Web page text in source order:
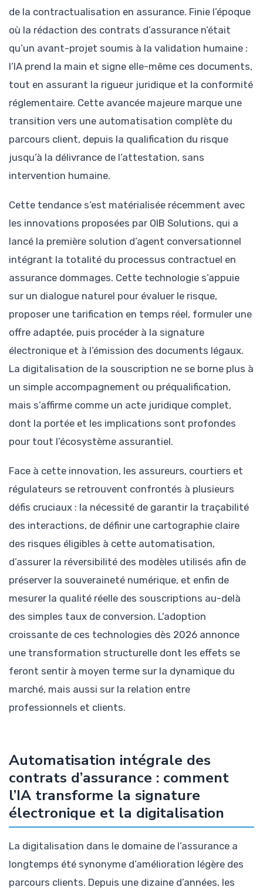
de la contractualisation en assurance. Finie l’époque
où la rédaction des contrats d’assurance n’était
qu’un avant-projet soumis à la validation humaine :
l’IA prend la main et signe elle-même ces documents,
tout en assurant la rigueur juridique et la conformité
réglementaire. Cette avancée majeure marque une
transition vers une automatisation complète du
parcours client, depuis la qualification du risque
jusqu’à la délivrance de l’attestation, sans
intervention humaine.
Cette tendance s’est matérialisée récemment avec
les innovations proposées par OIB Solutions, qui a
lancé la première solution d’agent conversationnel
intégrant la totalité du processus contractuel en
assurance dommages. Cette technologie s’appuie
sur un dialogue naturel pour évaluer le risque,
proposer une tarification en temps réel, formuler une
offre adaptée, puis procéder à la signature
électronique et à l’émission des documents légaux.
La digitalisation de la souscription ne se borne plus à
un simple accompagnement ou préqualification,
mais s’affirme comme un acte juridique complet,
dont la portée et les implications sont profondes
pour tout l’écosystème assurantiel.
Face à cette innovation, les assureurs, courtiers et
régulateurs se retrouvent confrontés à plusieurs
défis cruciaux : la nécessité de garantir la traçabilité
des interactions, de définir une cartographie claire
des risques éligibles à cette automatisation,
d’assurer la réversibilité des modèles utilisés afin de
préserver la souveraineté numérique, et enfin de
mesurer la qualité réelle des souscriptions au-delà
des simples taux de conversion. L’adoption
croissante de ces technologies dès 2026 annonce
une transformation structurelle dont les effets se
feront sentir à moyen terme sur la dynamique du
marché, mais aussi sur la relation entre
professionnels et clients.
Automatisation intégrale des
contrats d’assurance : comment
l’IA transforme la signature
électronique et la digitalisation
La digitalisation dans le domaine de l’assurance a
longtemps été synonyme d’amélioration légère des
parcours clients. Depuis une dizaine d’années, les